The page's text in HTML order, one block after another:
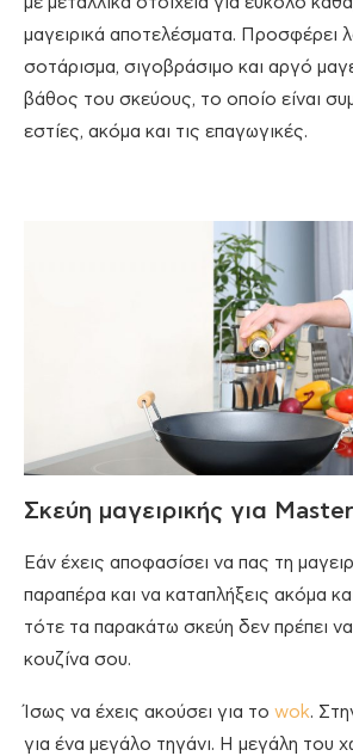
μαγειρικά αποτελέσματα. Προσφέρει
σοτάρισμα, σιγοβράσιμο και αργό
βάθος του σκεύους, το οποίο είναι
εστίες, ακόμα και τις επαγωγικές.
Σκεύη μαγειρικής για
Εάν έχεις αποφασίσει να πας τη
παραπέρα και να καταπλήξεις ακόμα
τότε τα παρακάτω σκεύη δεν πρέπει
κουζίνα σου.
Ίσως να έχεις ακούσει για το wok.
για ένα μεγάλο τηγάνι. Η μεγάλη του